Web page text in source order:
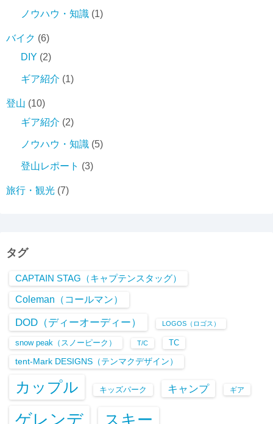
ノウハウ・知識 (1)
バイク (6)
DIY (2)
ギア紹介 (1)
登山 (10)
ギア紹介 (2)
ノウハウ・知識 (5)
登山レポート (3)
旅行・観光 (7)
タグ
CAPTAIN STAG（キャプテンスタッグ）
Coleman（コールマン）
DOD（ディーオーディー） LOGOS（ロゴス）
snow peak（スノーピーク） T/C TC
tent-Mark DESIGNS（テンマクデザイン）
カップル キッズパーク キャンプ ギア
ゲレンデ
スキー